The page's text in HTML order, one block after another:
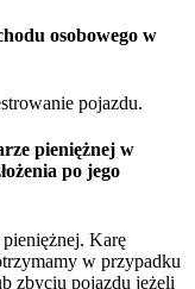
osobowego w
pojazdu.
pieniężnej w
po jego
Karę
w przypadku
zbyciu pojazdu jeżeli